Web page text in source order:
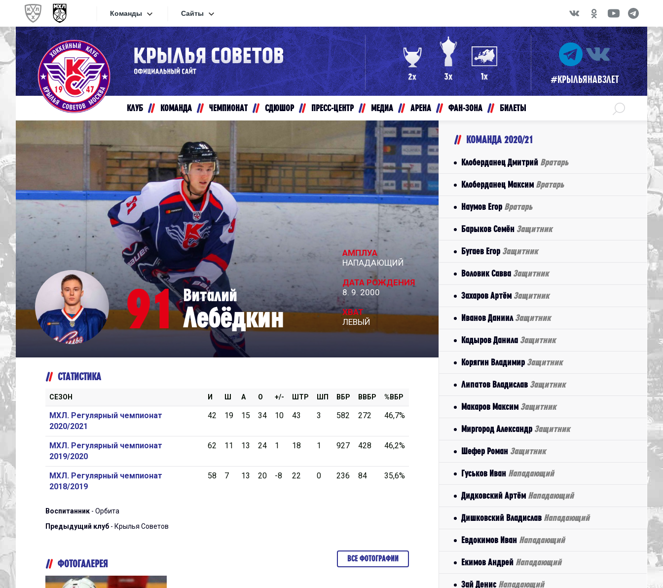
Команды
Конференция «Запад»
Дивизион Золотой
Академия Михайлова
Красная Армия
Локо
МХК Динамо СПб
МХК Динамо-М
МХК Спартак
СКА-1946
Дивизион Серебряный
Академия СКА
АКМ-Юниор
Амурские Тигры
Красная Машина-Юниор
Крылья Советов
МХК Спартак-МАХ
Конференция «Восток»
Дивизион Золотой
Авто
Мамонты Югры
Омские Ястребы
Стальные Лисы
Толпар
Чайка
Дивизион Серебряный
АКМ-Новомосковск
Локо-76
МХК Молот
Сибирские Cнайперы
Спутник Ал
Сайты
Сайты
Видеотрансляции
Хайлайты
Интернет-магазин
Приложение МХЛ
#КРЫЛЬЯНАВЗЛЕТ
КЛУБ КОМАНДА ЧЕМПИОНАТ СДЮШОР ПРЕСС-ЦЕНТР МЕДИА АРЕНА ФАН-ЗОНА БИЛЕТЫ
91 Виталий
Лебёдкин
АМПЛУА
НАПАДАЮЩИЙ
ДАТА РОЖДЕНИЯ
8. 9. 2000
ХВАТ
ЛЕВЫЙ
СТАТИСТИКА
СЕЗОН И Ш А О +/- ШТР ШП ВБР ВВБР %ВБР
МХЛ. Регулярный чемпионат
2020/2021
42 19 15 34 10 43 3 582 272 46,7%
МХЛ. Регулярный чемпионат
2019/2020
62 11 13 24 1 18 1 927 428 46,2%
МХЛ. Регулярный чемпионат
2018/2019
58 7 13 20 -8 22 0 236 84 35,6%
Воспитанник - Орбита
Предыдущий клуб - Крылья Советов
ФОТОГАЛЕРЕЯ ВСЕ ФОТОГРАФИИ
КОМАНДА 2020/21
Клоберданец Дмитрий Вратарь
Клоберданец Максим Вратарь
Наумов Егор Вратарь
Барыков Семён Защитник
Бугаев Егор Защитник
Воловик Савва Защитник
Захаров Артём Защитник
Иванов Даниил Защитник
Кадыров Данила Защитник
Корягин Владимир Защитник
Липатов Владислав Защитник
Макаров Максим Защитник
Миргород Александр Защитник
Шефер Роман Защитник
Гуськов Иван Нападающий
Дидковский Артём Нападающий
Дишковский Владислав Нападающий
Евдокимов Иван Нападающий
Екимов Андрей Нападающий
Зай Денис Нападающий